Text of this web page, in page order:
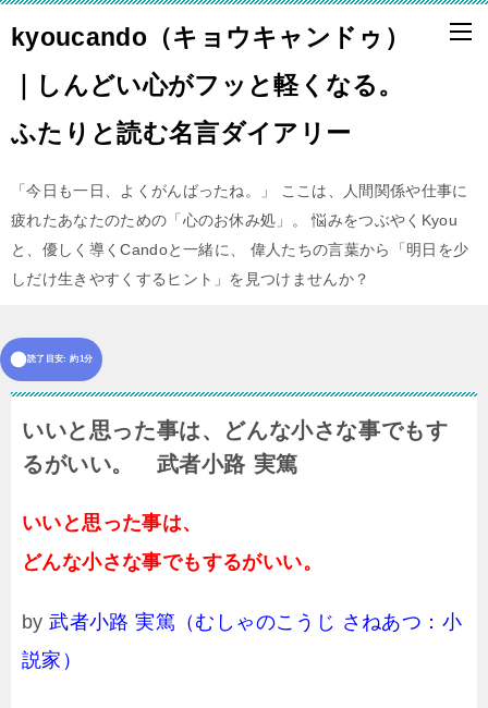
kyoucando（キョウキャンドゥ）
｜しんどい心がフッと軽くなる。
ふたりと読む名言ダイアリー
「今日も一日、よくがんばったね。」 ここは、人間関係や仕事に
疲れたあなたのための「心のお休み処」。 悩みをつぶやくKyou
と、優しく導くCandoと一緒に、 偉人たちの言葉から「明日を少
しだけ生きやすくするヒント」を見つけませんか？
読了目安: 約1分
いいと思った事は、どんな小さな事でもす
るがいい。 武者小路 実篤
いいと思った事は、
どんな小さな事でもするがいい。
by武者小路 実篤（むしゃのこうじ さねあつ：小
説家）